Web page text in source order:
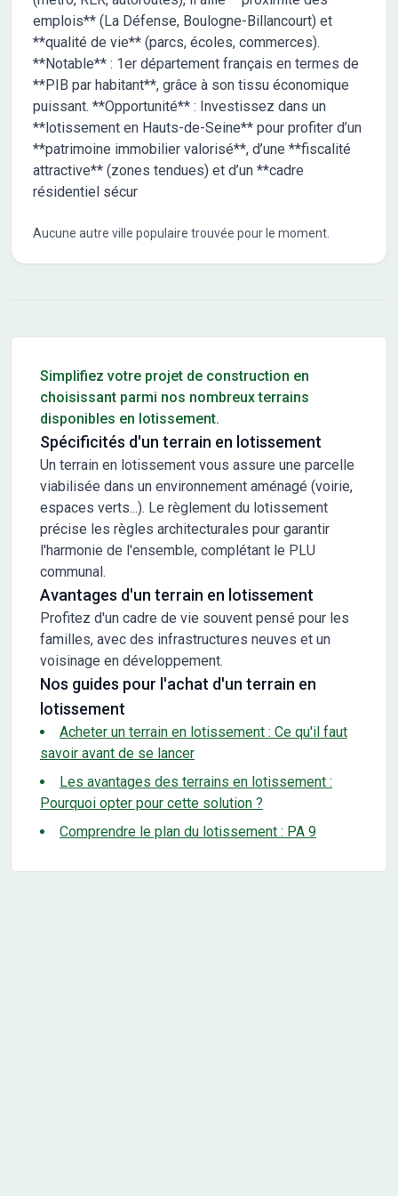
emplois** (La Défense, Boulogne-Billancourt) et
**qualité de vie** (parcs, écoles, commerces).
**Notable** : 1er département français en termes de
**PIB par habitant**, grâce à son tissu économique
puissant. **Opportunité** : Investissez dans un
**lotissement en Hauts-de-Seine** pour profiter d’un
**patrimoine immobilier valorisé**, d’une **fiscalité
attractive** (zones tendues) et d’un **cadre
résidentiel sécur
Aucune autre ville populaire trouvée pour le moment.
Simplifiez votre projet de construction en
choisissant parmi nos nombreux terrains
disponibles en lotissement.
Spécificités d'un terrain en lotissement
Un terrain en lotissement vous assure une parcelle
viabilisée dans un environnement aménagé (voirie,
espaces verts...). Le règlement du lotissement
précise les règles architecturales pour garantir
l'harmonie de l'ensemble, complétant le PLU
communal.
Avantages d'un terrain en lotissement
Profitez d'un cadre de vie souvent pensé pour les
familles, avec des infrastructures neuves et un
voisinage en développement.
Nos guides pour l'achat d'un terrain en
lotissement
Acheter un terrain en lotissement : Ce qu'il faut
savoir avant de se lancer
Les avantages des terrains en lotissement :
Pourquoi opter pour cette solution ?
Comprendre le plan du lotissement : PA 9